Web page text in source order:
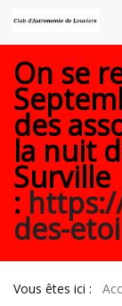
On se
des
la nuit
Surville
:
des-
Vous êtes ici :